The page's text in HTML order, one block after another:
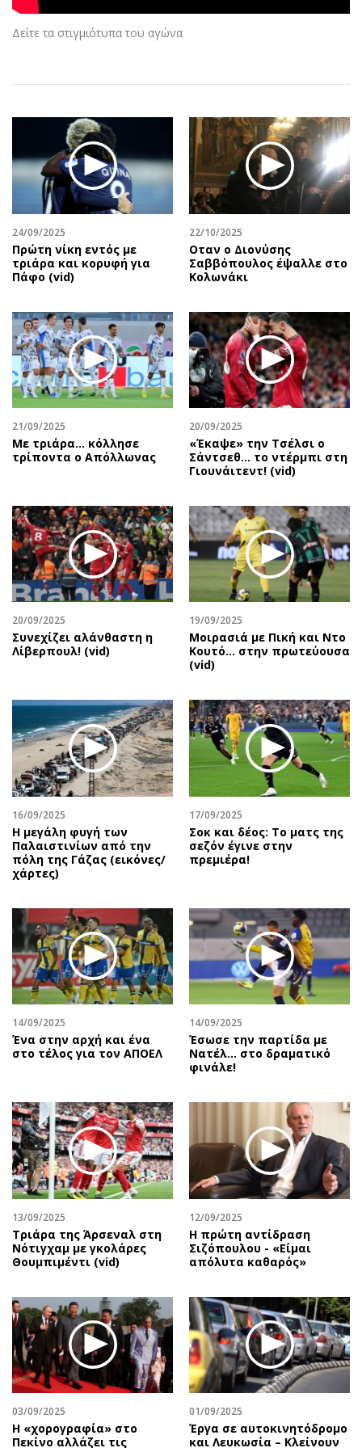
Αθλητισμός
Κύπρος
Διεθνή
Οικονομική
Οικονομία
Real Estate
Επιχειρήσεις
Αγορές
Money Review
AstroBank Properties
Ενέργεια
Ναυτιλία
Περιβάλλον
Ελλάδα
Κόσμος
Παράξενα
Πολιτισμός
Θέατρο-Χορός
Μουσική
Εικαστικά
Βιβλίο
Χειρόγραφα
Geek
Social
Αφιερώματα
Πολιτική
Οικονομία
Γενικά
Αναδρομές
Πρόσωπα
Περιβάλλον
Γυναίκα
Showbiz
Ταξίδια
Συνταγές
Έξοδος
Media
Εκπομπές
Podcasts
Uncut
Προσφορές
Προσωπικότητες στην ''Κ''
Επιστολές
Δείτε τα στιγμιότυπα του αγώνα
24/09/2025
Πρώτη νίκη εντός με
τριάρα και κορυφή για
Πάφο (vid)
22/10/2025
Οταν ο Διονύσης
Σαββόπουλος έψαλλε στο
Κολωνάκι
21/09/2025
Με τριάρα... κόλλησε
τρίποντα ο Απόλλωνας
20/09/2025
«Έκαψε» την Τσέλσι ο
Σάντσεθ... το ντέρμπι στη
Γιουνάιτεντ! (vid)
20/09/2025
Συνεχίζει αλάνθαστη η
Λίβερπουλ! (vid)
19/09/2025
Μοιρασιά με Πική και Ντο
Κουτό… στην πρωτεύουσα
(vid)
16/09/2025
Η μεγάλη φυγή των
Παλαιστινίων από την
πόλη της Γάζας (εικόνες/
χάρτες)
17/09/2025
Σοκ και δέος: Το ματς της
σεζόν έγινε στην
πρεμιέρα!
14/09/2025
Ένα στην αρχή και ένα
στο τέλος για τον ΑΠΟΕΛ
14/09/2025
Έσωσε την παρτίδα με
Νατέλ… στο δραματικό
φινάλε!
13/09/2025
Τριάρα της Άρσεναλ στη
Νότιγχαμ με γκολάρες
Θουμπιμέντι (vid)
12/09/2025
Η πρώτη αντίδραση
Σιζόπουλoυ - «Είμαι
απόλυτα καθαρός»
03/09/2025
Η «χορογραφία» στο
Πεκίνο αλλάζει τις
01/09/2025
Έργα σε αυτοκινητόδρομο
και Λευκωσία – Κλείνουν